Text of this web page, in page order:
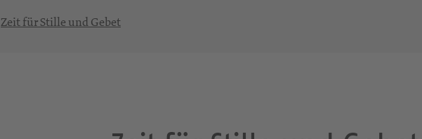
Zeit für Stille und Gebet